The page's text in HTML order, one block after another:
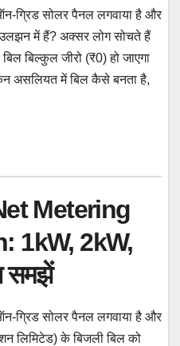
ग्रिड सोलर पैनल लगवाया है और
में हैं? अक्सर लोग सोचते हैं
बिल्कुल जीरो (₹0) हो जाएगा
असलियत में बिल कैसे बनता है,
Metering
1kW, 2kW,
समझें
ग्रिड सोलर पैनल लगवाया है और
लिमिटेड) के बिजली बिल को